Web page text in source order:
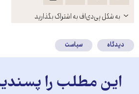
باز
کنید
به شکل پی‌دی‌اف به اشتراک بگذارید
دیدگاه سیاست
این مطلب را